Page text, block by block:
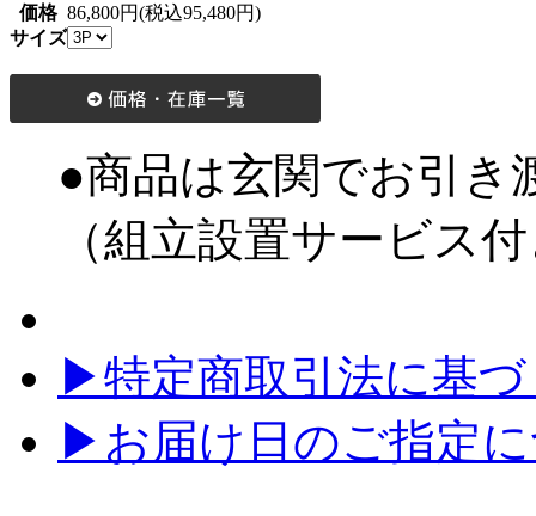
価格 86,800円(税込95,480円)
サイズ
●商品は玄関でお引き
（組立設置サービス
▶特定商取引法に基
▶お届け日のご指定